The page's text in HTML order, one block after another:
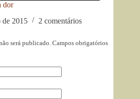
dor
de 2015
2 comentários
será publicado. Campos obrigatórios